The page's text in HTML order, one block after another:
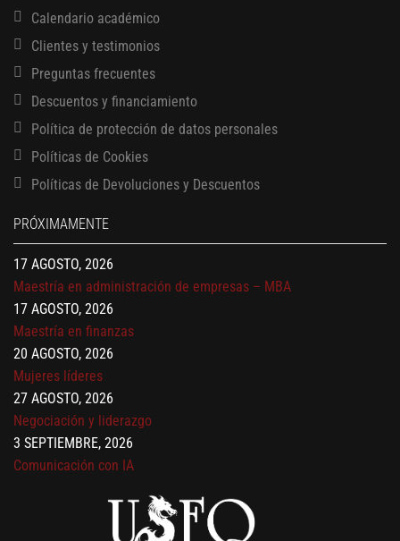
Calendario académico
Clientes y testimonios
Preguntas frecuentes
Descuentos y financiamiento
Política de protección de datos personales
Políticas de Cookies
Políticas de Devoluciones y Descuentos
PRÓXIMAMENTE
13 AGOSTO, 2026
Finanzas para no financieros
17 AGOSTO, 2026
Gerencia de empresas familiares
17 AGOSTO, 2026
Maestría en administración de empresas – MBA
17 AGOSTO, 2026
Maestría en finanzas
20 AGOSTO, 2026
Mujeres líderes
27 AGOSTO, 2026
Negociación y liderazgo
3 SEPTIEMBRE, 2026
Comunicación con IA
Gobernanza de datos